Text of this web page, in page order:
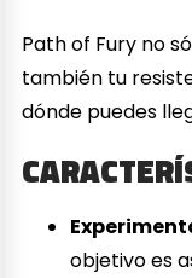
Path of Fury no
también tu
dónde puedes
objetivo es